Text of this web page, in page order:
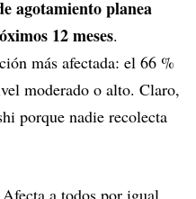
agotamiento planea
12 meses.
más afectada: el 66 %
moderado o alto. Claro,
porque nadie recolecta
a todos por igual.